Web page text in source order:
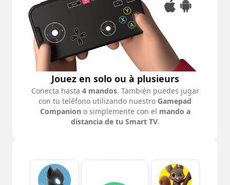
Jouez en solo ou à plusieurs
Conecta hasta 4 mandos. También puedes jugar
con tu teléfono utilizando nuestro Gamepad
Companion o simplemente con el mando a
distancia de tu Smart TV.